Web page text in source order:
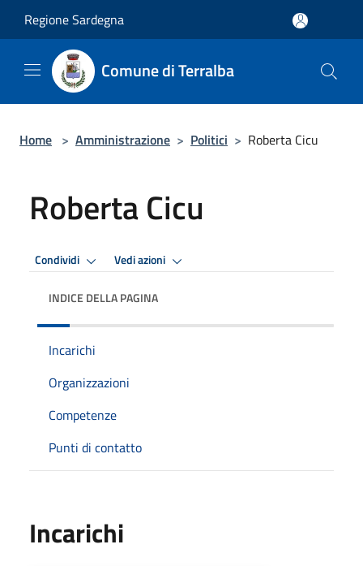
Regione Sardegna
Comune di Terralba
Home > Amministrazione > Politici > Roberta Cicu
Roberta Cicu
Condividi Vedi azioni
INDICE DELLA PAGINA
Incarichi
Organizzazioni
Competenze
Punti di contatto
Incarichi